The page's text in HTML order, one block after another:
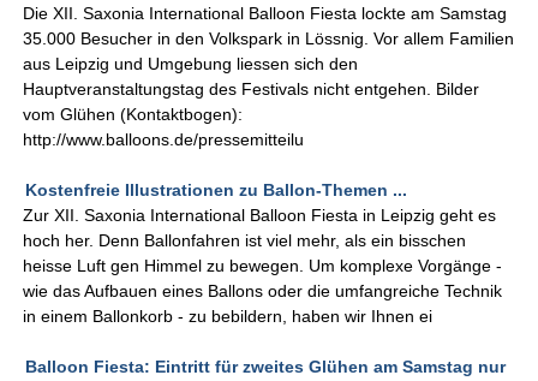
Die XII. Saxonia International Balloon Fiesta lockte am Samstag
35.000 Besucher in den Volkspark in Lössnig. Vor allem Familien
aus Leipzig und Umgebung liessen sich den
Hauptveranstaltungstag des Festivals nicht entgehen. Bilder
vom Glühen (Kontaktbogen):
http://www.balloons.de/pressemitteilu
Kostenfreie Illustrationen zu Ballon-Themen ...
Zur XII. Saxonia International Balloon Fiesta in Leipzig geht es
hoch her. Denn Ballonfahren ist viel mehr, als ein bisschen
heisse Luft gen Himmel zu bewegen. Um komplexe Vorgänge -
wie das Aufbauen eines Ballons oder die umfangreiche Technik
in einem Ballonkorb - zu bebildern, haben wir Ihnen ei
Balloon Fiesta: Eintritt für zweites Glühen am Samstag nur